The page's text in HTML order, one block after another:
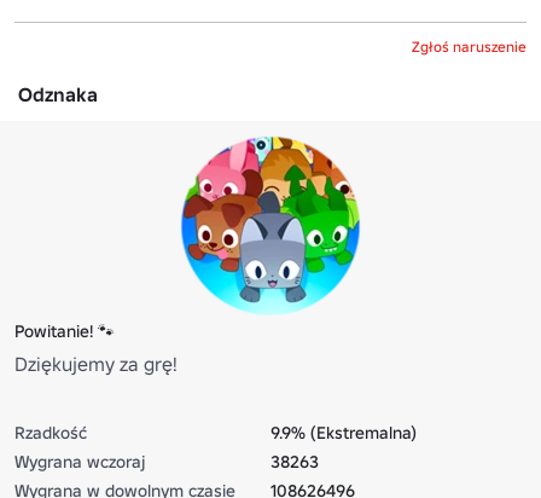
Zgłoś naruszenie
Odznaka
Powitanie! 🐾
Dziękujemy za grę!
Rzadkość
9.9% (Ekstremalna)
Wygrana wczoraj
38263
Wygrana w dowolnym czasie
108626496